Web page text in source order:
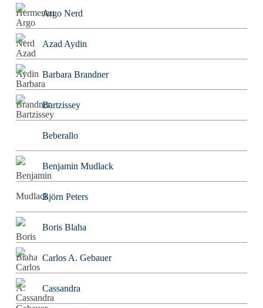
Argo Nerd
Azad Aydin
Barbara Brandner
Bartzissey
Beberallo
Benjamin Mudlack
Björn Peters
Boris Blaha
Carlos A. Gebauer
Cassandra